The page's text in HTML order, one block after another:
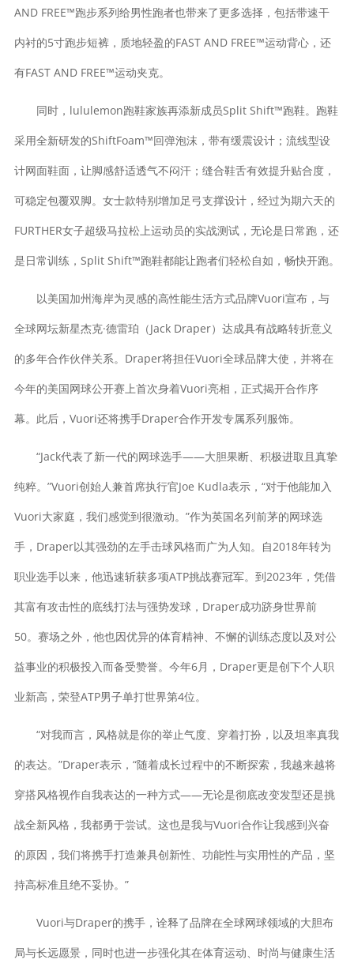
AND FREE™跑步系列给男性跑者也带来了更多选择，包括带速干
内衬的5寸跑步短裤，质地轻盈的FAST AND FREE™运动背心，还
有FAST AND FREE™运动夹克。
同时，lululemon跑鞋家族再添新成员Split Shift™跑鞋。跑鞋
采用全新研发的ShiftFoam™回弹泡沫，带有缓震设计；流线型设
计网面鞋面，让脚感舒适透气不闷汗；缝合鞋舌有效提升贴合度，
可稳定包覆双脚。女士款特别增加足弓支撑设计，经过为期六天的
FURTHER女子超级马拉松上运动员的实战测试，无论是日常跑，还
是日常训练，Split Shift™跑鞋都能让跑者们轻松自如，畅快开跑。
以美国加州海岸为灵感的高性能生活方式品牌Vuori宣布，与
全球网坛新星杰克·德雷珀（Jack Draper）达成具有战略转折意义
的多年合作伙伴关系。Draper将担任Vuori全球品牌大使，并将在
今年的美国网球公开赛上首次身着Vuori亮相，正式揭开合作序
幕。此后，Vuori还将携手Draper合作开发专属系列服饰。
“Jack代表了新一代的网球选手——大胆果断、积极进取且真挚
纯粹。”Vuori创始人兼首席执行官Joe Kudla表示，“对于他能加入
Vuori大家庭，我们感觉到很激动。”作为英国名列前茅的网球选
手，Draper以其强劲的左手击球风格而广为人知。自2018年转为
职业选手以来，他迅速斩获多项ATP挑战赛冠军。到2023年，凭借
其富有攻击性的底线打法与强势发球，Draper成功跻身世界前
50。赛场之外，他也因优异的体育精神、不懈的训练态度以及对公
益事业的积极投入而备受赞誉。今年6月，Draper更是创下个人职
业新高，荣登ATP男子单打世界第4位。
“对我而言，风格就是你的举止气度、穿着打扮，以及坦率真我
的表达。”Draper表示，“随着成长过程中的不断探索，我越来越将
穿搭风格视作自我表达的一种方式——无论是彻底改变发型还是挑
战全新风格，我都勇于尝试。这也是我与Vuori合作让我感到兴奋
的原因，我们将携手打造兼具创新性、功能性与实用性的产品，坚
持高标准且绝不妥协。”
Vuori与Draper的携手，诠释了品牌在全球网球领域的大胆布
局与长远愿景，同时也进一步强化其在体育运动、时尚与健康生活